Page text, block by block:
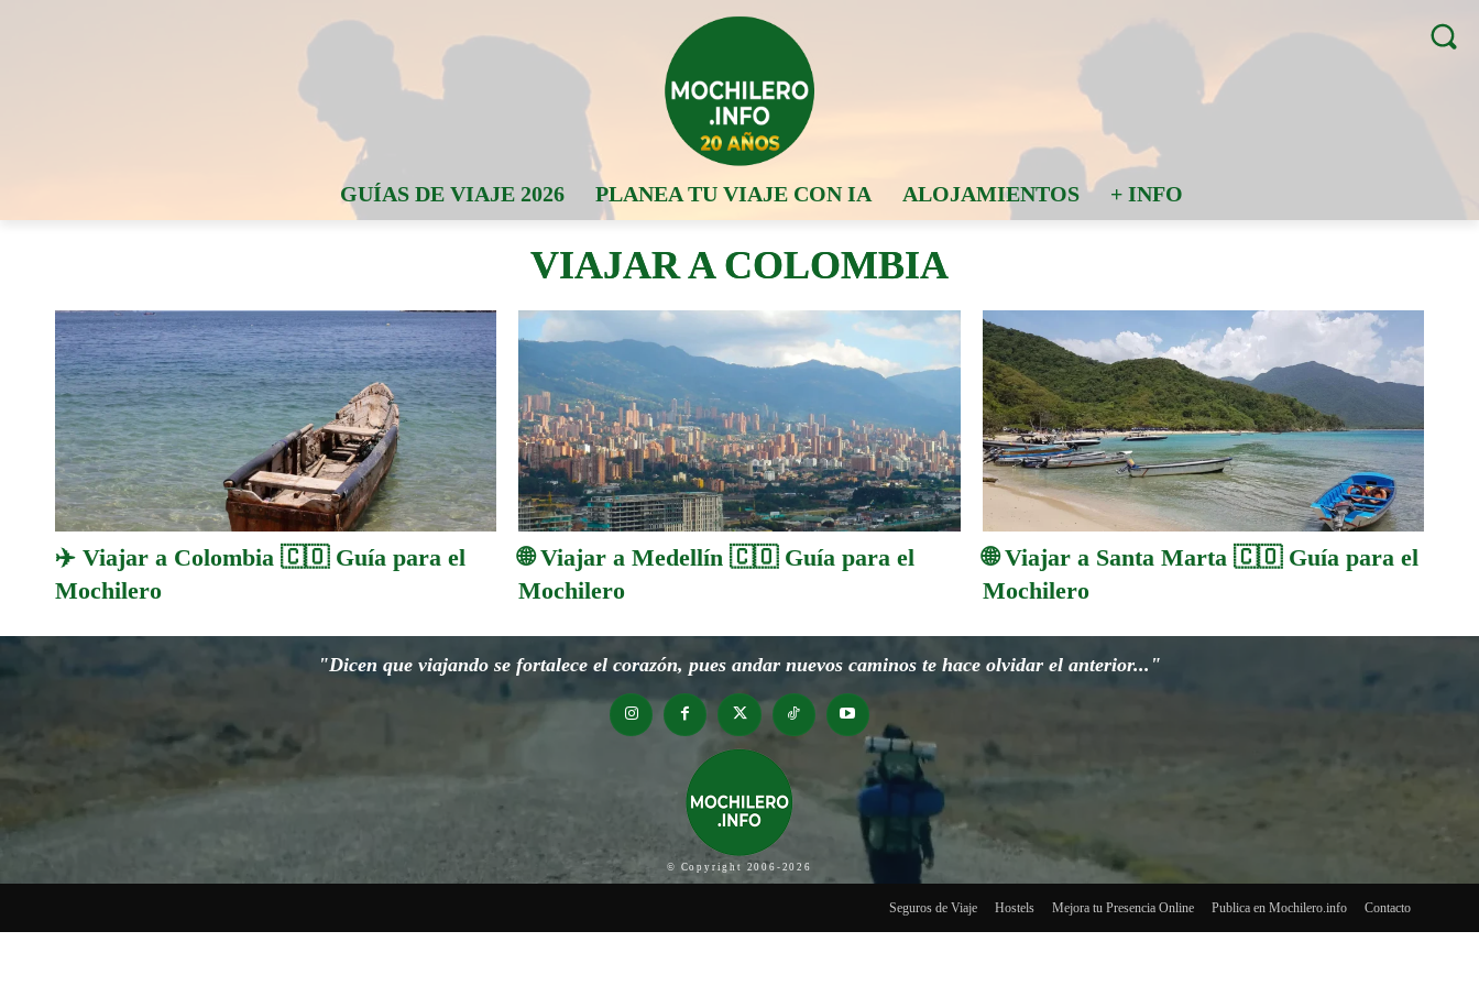
GUÍAS DE VIAJE 2026 PLANEA TU VIAJE CON IA ALOJAMIENTOS + INFO
VIAJAR A COLOMBIA
✈️ Viajar a Colombia 🇨🇴 Guía para el
Mochilero
🌐 Viajar a Medellín 🇨🇴 Guía para el
Mochilero
🌐 Viajar a Santa Marta 🇨🇴 Guía para el
Mochilero
"Dicen que viajando se fortalece el corazón, pues andar nuevos caminos te hace olvidar el anterior..."
© Copyright 2006-2026
Seguros de Viaje Hostels Mejora tu Presencia Online Publica en Mochilero.info Contacto